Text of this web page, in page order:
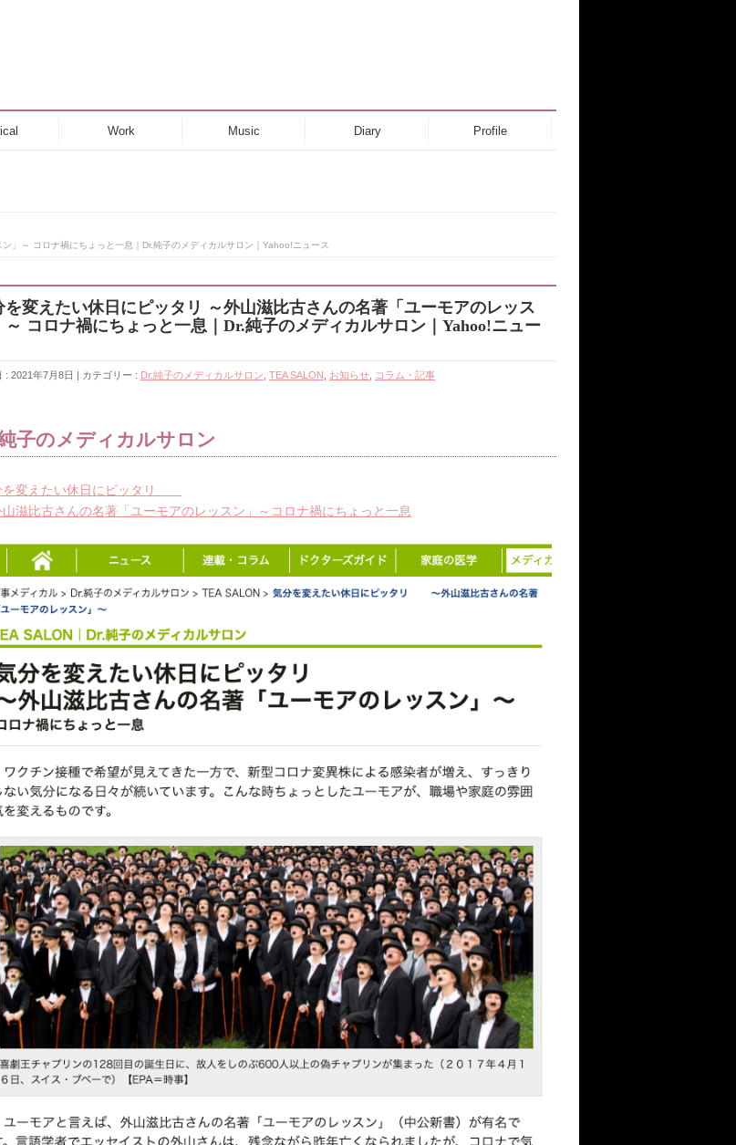
Work Music Diary Profile
」～ コロナ禍にちょっと一息｜Dr.純子のメディカルサロン｜Yahoo!ニュース
を変えたい休日にピッタリ ～外山滋比古さんの名著「ユーモアのレッス
～ コロナ禍にちょっと一息｜Dr.純子のメディカルサロン｜Yahoo!ニュー
: 2021年7月8日 | カテゴリー : Dr.純子のメディカルサロン TEA SALON お知らせ コラム・記事
子のメディカルサロン
を変えたい休日にピッタリ
山滋比古さんの名著「ユーモアのレッスン」～コロナ禍にちょっと一息